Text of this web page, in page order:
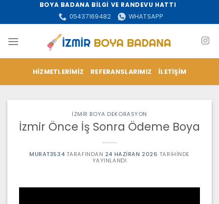
BOYA BADANA BİLGİ VE RANDEVU HATTI
05437169482
WHATSAPP
HIZMETLERIMIZ REFERANSLARIMIZ İLETIŞIM
İZMİR BOYA DEKORASYON
İzmir Önce İş Sonra Ödeme Boya
MURAT3534 TARAFINDAN 24 HAZIRAN 2026 TARIHINDE
YAYINLANDI